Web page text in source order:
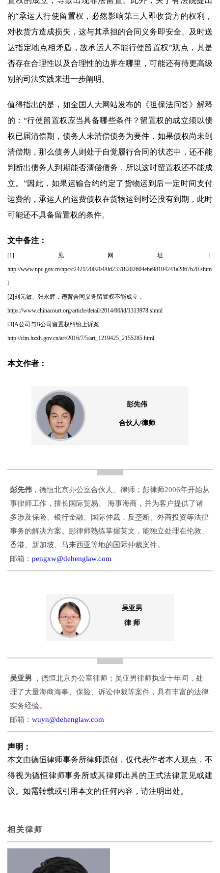
的“承运人行使留置权，必然影响第三人即收货方的权利，
对收货方造成损失，这与其承担的合同义务即安全、及时送
达指定地点相矛盾，故承运人不能行使留置权”观点，其是
否存在合理性以及合理性的边界在哪里，可能还有待更高级
别的司法实践来进一步阐明。
值得指出的是，如全国人大网站发布的《担保法问答》解释
的：“行使留置权应当具备哪些条件？留置权的成立须以债
权已届清偿期，债务人未清偿债务为要件，如果债权尚未到
清偿期，那么债务人则处于自觉履行合同的状态中，还不能
判断出债务人到期能否清偿债务，所以这时留置权还不能成
立。”因此，如果运输合约约定了货物运到后一定时间支付
运费的，承运人的运费债权在货物运到时还没有到期，此时
可能还不具备留置权的条件。
文中备注：
[1]见网址：
http://www.npc.gov.cn/npc/c2421/200204/0d23318202604ebe98104241a2867b20.shtm
l
[2]刘元敏、张永辉，违背合同义务留置权不能成立，
https://www.chinacourt.org/article/detail/2014/06/id/1313978.shtml
[3]A公司与B公司留置权纠纷上诉案
http://clm.hzxh.gov.cn/art/2016/7/5/art_1219425_2155285.html
本文作者：
彭先伟
合伙人/律师
彭先伟 ，德恒北京办公室合伙人、律师；彭律师2006年开始从
事律师工作，擅长国际贸易、 海事海商，并为客户提供了诸
多涉及保险、银行金融、国际仲裁，反垄断、外商投资等法律
事务的解决方案。彭律师熟练掌握英文，能独立处理在伦敦、
香港、新加坡、马来西亚等地的国际仲裁案件。
邮箱： pengxw@dehenglaw.com
吴亚男
律 师
吴亚男
，德恒北京办公室律师；吴亚男律师执业十年间，处
理了大量海商海事、保险、诉讼仲裁等案件，具有丰富的法律
实务经验。
邮箱： wuyn@dehenglaw.com
声明：
本文由德恒律师事务所律师原创，仅代表作者本人观点，不
得视为德恒律师事务所或其律师出具的正式法律意见或建
议。如需转载或引用本文的任何内容，请注明出处。
相关律师